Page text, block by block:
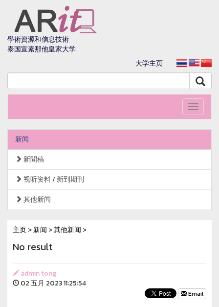
學術資源和信息技術
泰国宣素那他皇家大学
大学主页
Toggle
新闻
新聞稿
视听资料 / 新到期刊
其他新闻
主页>新闻 >其他新闻 >
No result
admin tong
02 五月 2023 11:25:54
Email